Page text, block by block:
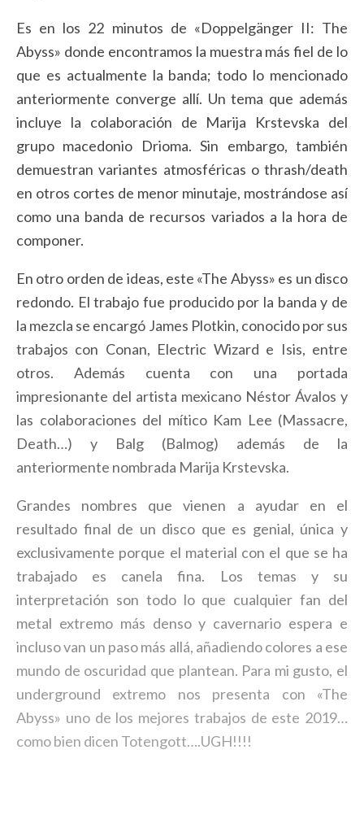
Es en los 22 minutos de «Doppelgänger II: The
Abyss» donde encontramos la muestra más fiel de lo
que es actualmente la banda; todo lo mencionado
anteriormente converge allí. Un tema que además
incluye la colaboración de Marija Krstevska del
grupo macedonio Drioma. Sin embargo, también
demuestran variantes atmosféricas o thrash/death
en otros cortes de menor minutaje, mostrándose así
como una banda de recursos variados a la hora de
componer.
En otro orden de ideas, este «The Abyss» es un disco
redondo. El trabajo fue producido por la banda y de
la mezcla se encargó James Plotkin, conocido por sus
trabajos con Conan, Electric Wizard e Isis, entre
otros. Además cuenta con una portada
impresionante del artista mexicano Néstor Ávalos y
las colaboraciones del mítico Kam Lee (Massacre,
Death…) y Balg (Balmog) además de la
anteriormente nombrada Marija Krstevska.
Grandes nombres que vienen a ayudar en el
resultado final de un disco que es genial, única y
exclusivamente porque el material con el que se ha
trabajado es canela fina. Los temas y su
interpretación son todo lo que cualquier fan del
metal extremo más denso y cavernario espera e
incluso van un paso más allá, añadiendo colores a ese
mundo de oscuridad que plantean. Para mi gusto, el
underground extremo nos presenta con «The
Abyss» uno de los mejores trabajos de este 2019…
como bien dicen Totengott….UGH!!!!